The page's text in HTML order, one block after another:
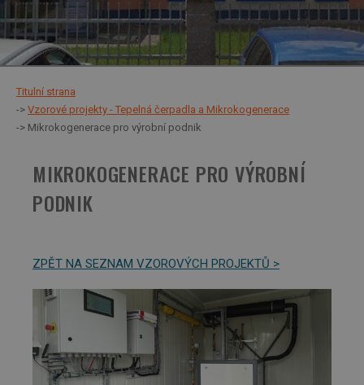
Titulní strana
Vzorové projekty - Tepelná čerpadla a Mikrokogenerace
Mikrokogenerace pro výrobní podnik
MIKROKOGENERACE PRO VÝROBNÍ
PODNIK
ZPĚT NA SEZNAM VZOROVÝCH PROJEKTŮ >